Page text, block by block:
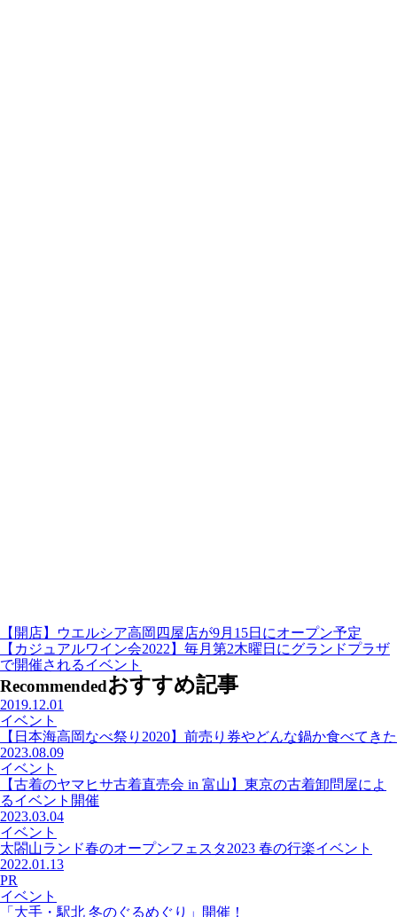
【開店】ウエルシア高岡四屋店が9月15日にオープン予定
【カジュアルワイン会2022】毎月第2木曜日にグランドプラザ
で開催されるイベント
Recommendedおすすめ記事
2019.12.01
イベント
【日本海高岡なべ祭り2020】前売り券やどんな鍋か食べてきた
2023.08.09
イベント
【古着のヤマヒサ古着直売会 in 富山】東京の古着卸問屋によ
るイベント開催
2023.03.04
イベント
太閤山ランド春のオープンフェスタ2023 春の行楽イベント
2022.01.13
PR
イベント
「大手・駅北 冬のぐるめぐり」開催！